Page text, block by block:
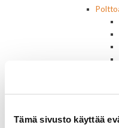
Tämä sivusto käyttää